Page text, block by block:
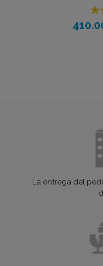
La entrega del